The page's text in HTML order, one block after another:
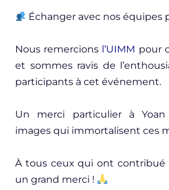
Échanger avec nos équipes
Nous remercions l’UIMM pour
et sommes ravis de
participants à cet événement.
Un merci particulier à
images qui immortalisent ces
À tous ceux qui ont contribué
un grand merci !